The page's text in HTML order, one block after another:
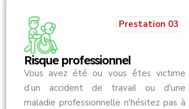
Prestation 03
Risque professionnel
Vous avez été ou vous êtes victime
d’un accident de travail ou d'une
maladie professionnelle n'hésitez pas à